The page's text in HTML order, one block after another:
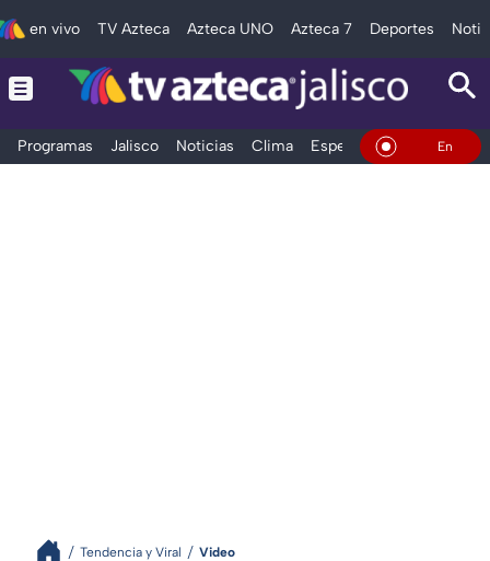
en vivo TV Azteca Azteca UNO Azteca 7 Deportes
Programas Jalisco Noticias Clima Espectáculos Deportes
En Vivo
Tendencia y Viral Video